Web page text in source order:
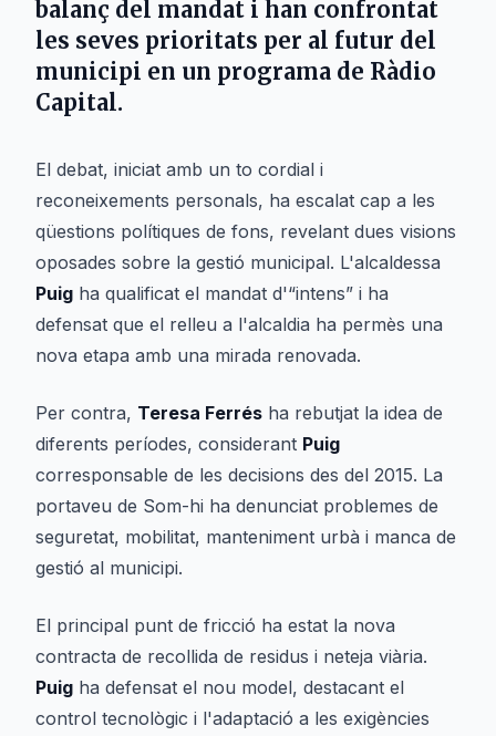
balanç del mandat i han confrontat
les seves prioritats per al futur del
municipi en un programa de Ràdio
Capital.
El debat, iniciat amb un to cordial i
reconeixements personals, ha escalat cap a les
qüestions polítiques de fons, revelant dues visions
oposades sobre la gestió municipal. L'alcaldessa
Puig ha qualificat el mandat d'“intens” i ha
defensat que el relleu a l'alcaldia ha permès una
nova etapa amb una mirada renovada.
Per contra, Teresa Ferrés ha rebutjat la idea de
diferents períodes, considerant Puig
corresponsable de les decisions des del 2015. La
portaveu de Som-hi ha denunciat problemes de
seguretat, mobilitat, manteniment urbà i manca de
gestió al municipi.
El principal punt de fricció ha estat la nova
contracta de recollida de residus i neteja viària.
Puig ha defensat el nou model, destacant el
control tecnològic i l'adaptació a les exigències